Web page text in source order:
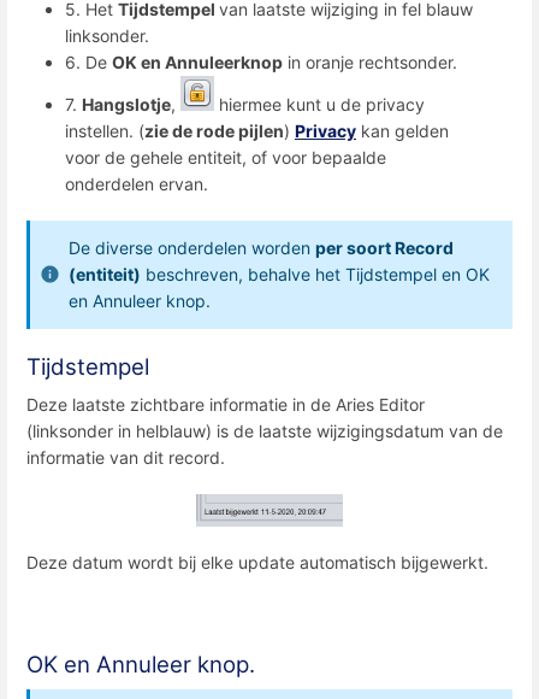
5. Het Tijdstempel van laatste wijziging in fel blauw
linksonder.
6. De OK en Annuleerknop in oranje rechtsonder.
7. Hangslotje,
hiermee kunt u de privacy
instellen. (zie de rode pijlen) Privacy kan gelden
voor de gehele entiteit, of voor bepaalde
onderdelen ervan.
De diverse onderdelen worden per soort Record
(entiteit) beschreven, behalve het Tijdstempel en OK
en Annuleer knop.
Tijdstempel
Deze laatste zichtbare informatie in de Aries Editor
(linksonder in helblauw) is de laatste wijzigingsdatum van de
informatie van dit record.
Deze datum wordt bij elke update automatisch bijgewerkt.
OK en Annuleer knop.